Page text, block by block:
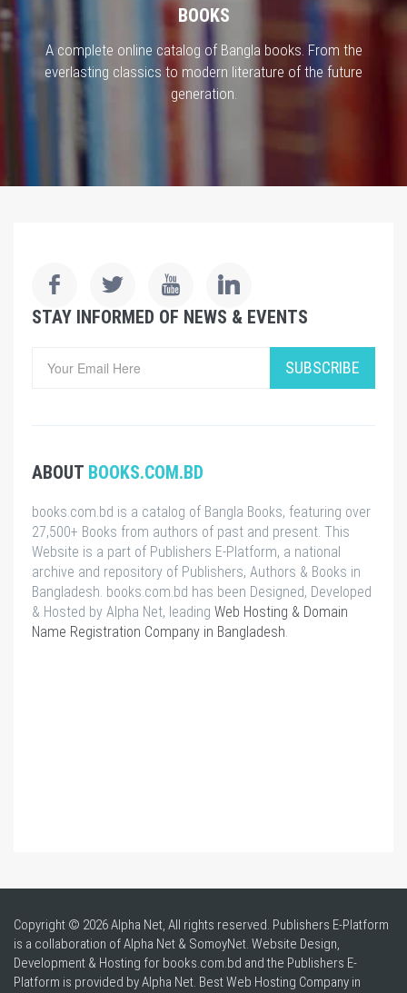
BOOKS
A complete online catalog of Bangla books. From the
everlasting classics to modern literature of the future
generation.
STAY INFORMED OF NEWS & EVENTS
SUBSCRIBE
ABOUT BOOKS.COM.BD
books.com.bd is a catalog of Bangla Books, featuring over
27,500+ Books from authors of past and present. This
Website is a part of Publishers E-Platform, a national
archive and repository of Publishers, Authors & Books in
Bangladesh. books.com.bd has been Designed, Developed
& Hosted by Alpha Net, leading Web Hosting & Domain
Name Registration Company in Bangladesh
Copyright © 2026 Alpha Net, All rights reserved. Publishers E-Platform
is a collaboration of Alpha Net & SomoyNet. Website Design,
Development & Hosting for books.com.bd and the Publishers E-
Platform is provided by Alpha Net. BestWeb Hosting Company in